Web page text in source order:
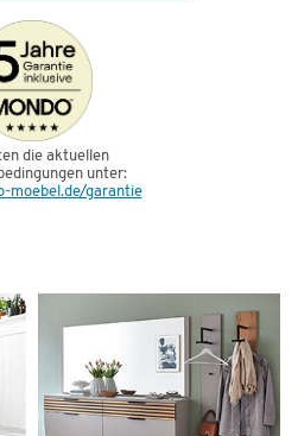
die aktuellen
unter:
moebel.de/garantie